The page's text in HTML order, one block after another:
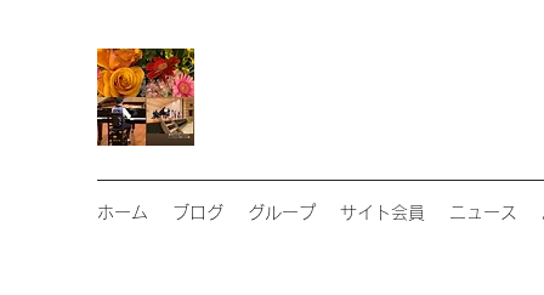
ホーム ブログ グループ サイト会員 ニュース